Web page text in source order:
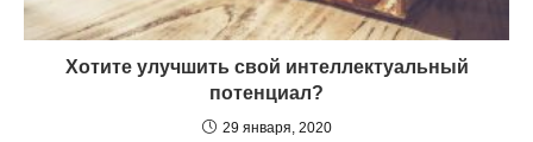
Хотите улучшить свой интеллектуальный
потенциал?
29 января, 2020